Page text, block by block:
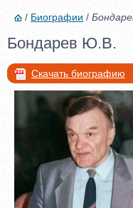
/ Биографии /
Бондарев Ю.В.
Скачать биографию